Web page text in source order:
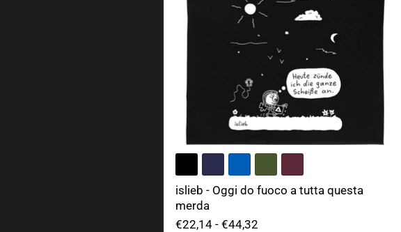
islieb - Oggi do fuoco a tutta questa
merda
€22,14- €44,32